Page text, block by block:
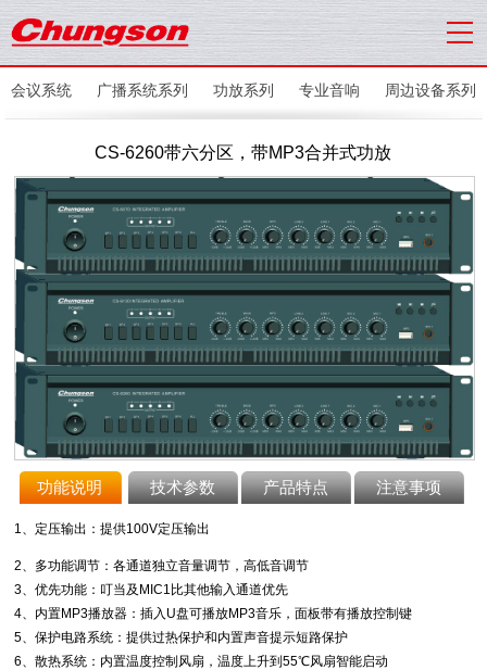
会议系统 广播系统系列 功放系列 专业音响 周边设备系列
CS-6260带六分区，带MP3合并式功放
功能说明 技术参数 产品特点 注意事项
1、定压输出：提供100V定压输出
2、多功能调节：各通道独立音量调节，高低音调节
3、优先功能：叮当及MIC1比其他输入通道优先
4、内置MP3播放器：插入U盘可播放MP3音乐，面板带有播放控制键
5、保护电路系统：提供过热保护和内置声音提示短路保护
6、散热系统：内置温度控制风扇，温度上升到55℃风扇智能启动